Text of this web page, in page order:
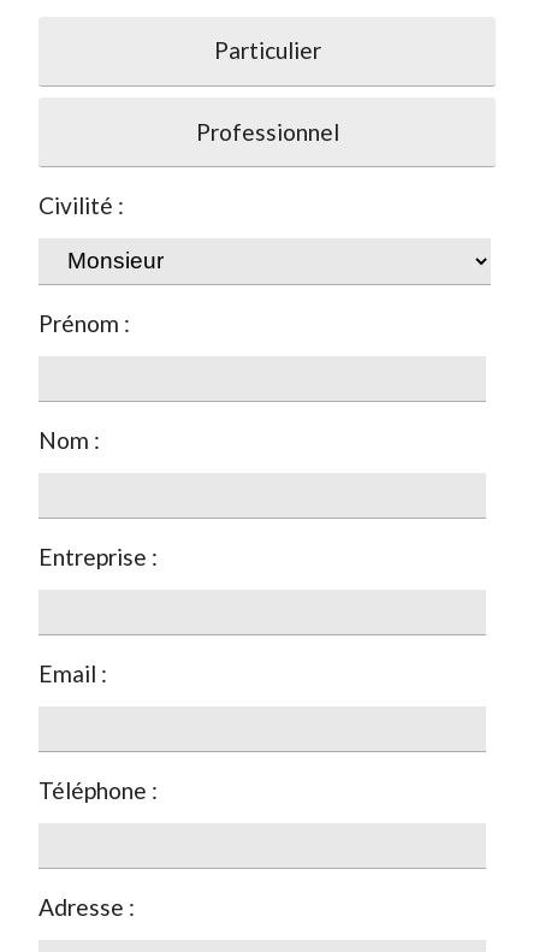
Particulier
Professionnel
Civilité :
Prénom :
Nom :
Entreprise :
Email :
Téléphone :
Adresse :